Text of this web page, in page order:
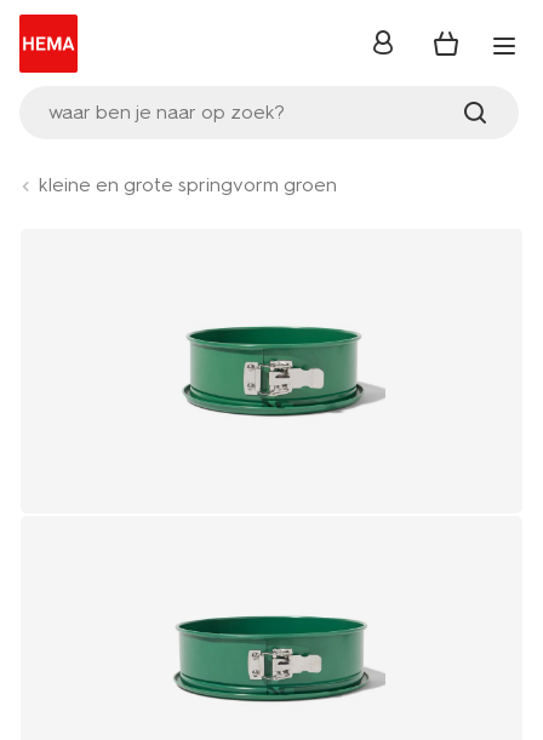
waar ben je naar op zoek?
inloggen
kleine en grote springvorm groen